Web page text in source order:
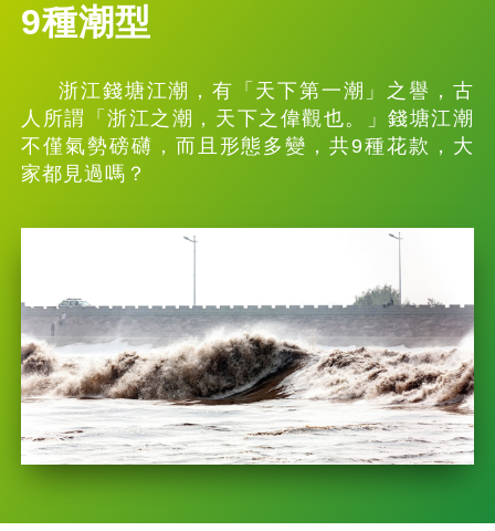
9種潮型
浙江錢塘江潮，有「天下第一潮」之譽，古
人所謂「浙江之潮，天下之偉觀也。」錢塘江潮
不僅氣勢磅礴，而且形態多變，共9種花款，大
家都見過嗎？